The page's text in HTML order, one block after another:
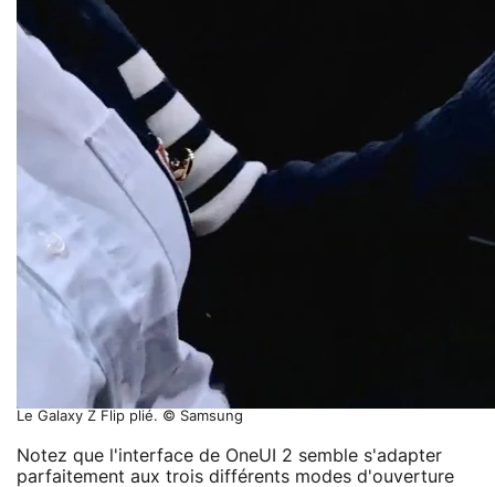
Le Galaxy Z Flip plié. © Samsung
Notez que l'interface de OneUI 2 semble s'adapter
parfaitement aux trois différents modes d'ouverture